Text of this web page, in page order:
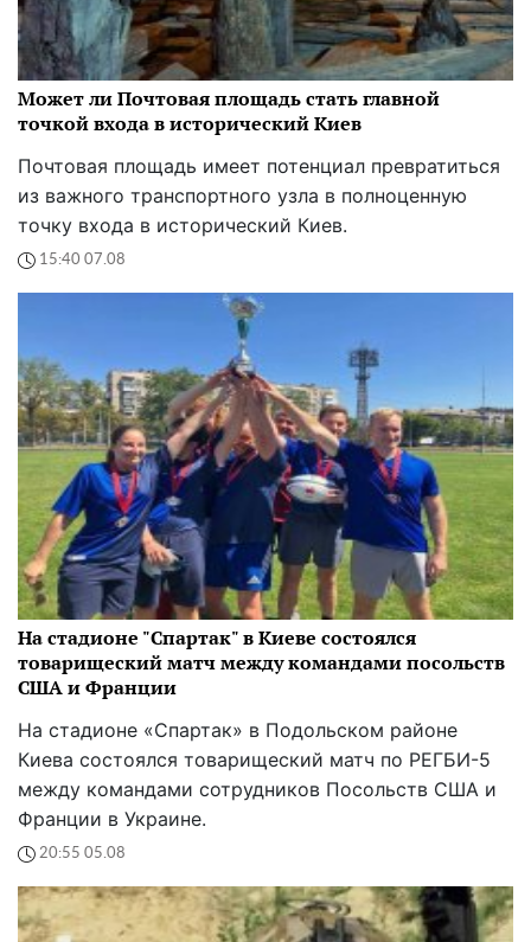
Может ли Почтовая площадь стать главной
точкой входа в исторический Киев
Почтовая площадь имеет потенциал превратиться
из важного транспортного узла в полноценную
точку входа в исторический Киев.
15:40 07.08
На стадионе "Спартак" в Киеве состоялся
товарищеский матч между командами посольств
США и Франции
На стадионе «Спартак» в Подольском районе
Киева состоялся товарищеский матч по РЕГБИ-5
между командами сотрудников Посольств США и
Франции в Украине.
20:55 05.08